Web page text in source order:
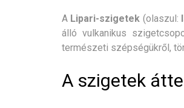
A Lipari-szigetek (olaszul:
álló vulkanikus
természeti szépségükről,
A szigetek